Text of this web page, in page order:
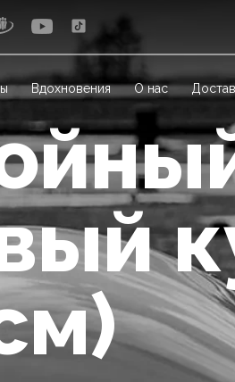
Вдохновения О нас